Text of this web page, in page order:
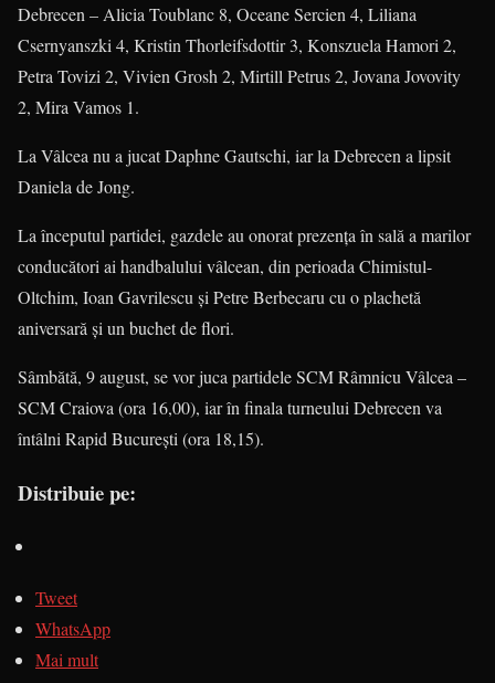
Debrecen – Alicia Toublanc 8, Oceane Sercien 4, Liliana
Csernyanszki 4, Kristin Thorleifsdottir 3, Konszuela Hamori 2,
Petra Tovizi 2, Vivien Grosh 2, Mirtill Petrus 2, Jovana Jovovity
2, Mira Vamos 1.
La Vâlcea nu a jucat Daphne Gautschi, iar la Debrecen a lipsit
Daniela de Jong.
La începutul partidei, gazdele au onorat prezența în sală a marilor
conducători ai handbalului vâlcean, din perioada Chimistul-
Oltchim, Ioan Gavrilescu și Petre Berbecaru cu o plachetă
aniversară și un buchet de flori.
Sâmbătă, 9 august, se vor juca partidele SCM Râmnicu Vâlcea –
SCM Craiova (ora 16,00), iar în finala turneului Debrecen va
întâlni Rapid București (ora 18,15).
Distribuie pe:
Tweet
WhatsApp
Mai mult